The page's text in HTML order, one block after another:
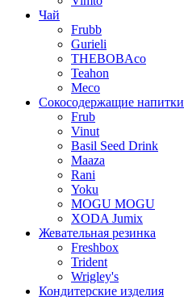
Чай
Frubb
Gurieli
THEBOBAco
Teahon
Meco
Сокосодержащие напитки
Frub
Vinut
Basil Seed Drink
Maaza
Rani
Yoku
MOGU MOGU
XODA Jumix
Жевательная резинка
Freshbox
Trident
Wrigley's
Кондитерские изделия